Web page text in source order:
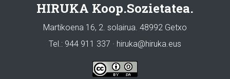
HIRUKA Koop.Sozietatea.
Martikoena 16, 2. solairua. 48992 Getxo
Tel.: 944 911 337 · hiruka@hiruka.eus